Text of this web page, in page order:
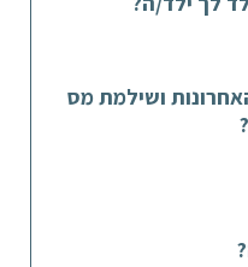
ב- 6 השנים האחרונות ושילמת מס